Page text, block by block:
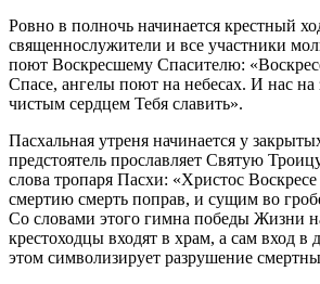
Ровно в полночь начинается крестный
священнослужители и все участники
поют Воскресшему Спасителю:
Спасе, ангелы поют на небесах. И нас на
чистым сердцем Тебя славить».
Пасхальная утреня начинается у
предстоятель прославляет Святую
слова тропаря Пасхи: «Христос
смертию смерть поправ, и сущим во
Со словами этого гимна победы Жизни
крестоходцы входят в храм, а сам вход
этом символизирует разрушение